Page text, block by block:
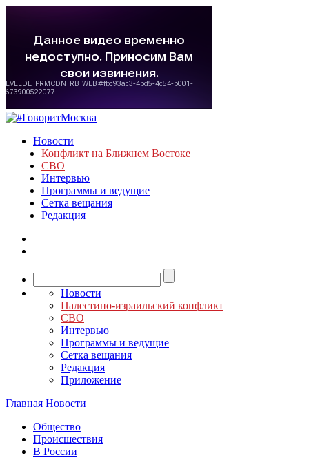
Новости
Конфликт на Ближнем Востоке
СВО
Интервью
Программы и ведущие
Сетка вещания
Редакция
Новости
Палестино-израильский конфликт
СВО
Интервью
Программы и ведущие
Сетка вещания
Редакция
Приложение
Главная Новости
Общество
Происшествия
В России